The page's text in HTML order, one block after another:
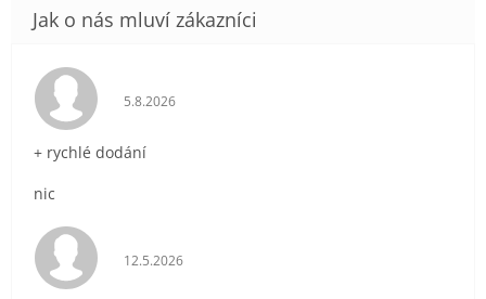
Hodnocení obchodu je 5 z 5 hvězdiček.
5.8.2026
+ rychlé dodání
nic
Hodnocení obchodu je 5 z 5 hvězdiček.
12.5.2026